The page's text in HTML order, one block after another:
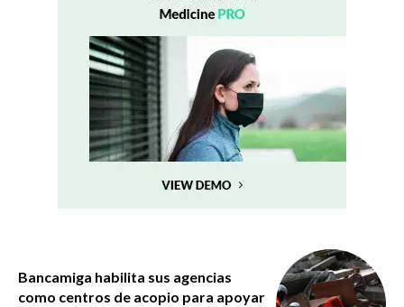
Bancamiga habilita sus agencias
como centros de acopio para apoyar